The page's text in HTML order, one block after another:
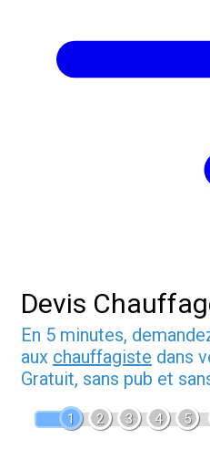
Devis
En 5 minutes,
aux chauffagiste dans
Gratuit, sans pub et
1 2 3 4 5